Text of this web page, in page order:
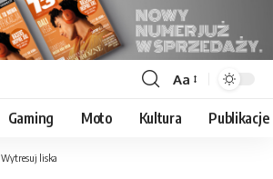
Font
Resizer
Aa
Gaming Moto Kultura Publikacje
Wytresuj liska